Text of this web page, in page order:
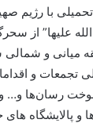
با رژیم
میانی و
تجمعات و
رسان‌ها و… و
و پالایشگاه